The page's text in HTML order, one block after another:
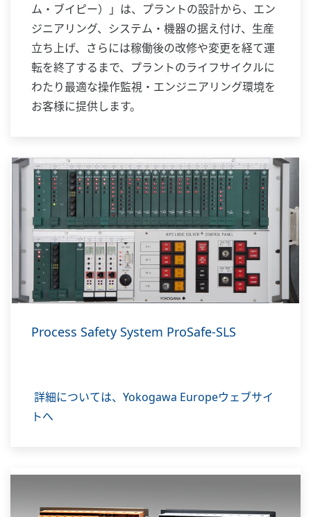
ム・ブイピー）」は、プラントの設計から、エン
ジニアリング、システム・機器の据え付け、生産
立ち上げ、さらには稼働後の改修や変更を経て運
転を終了するまで、プラントのライフサイクルに
わたり最適な操作監視・エンジニアリング環境を
お客様に提供します。
Process Safety System ProSafe-SLS
詳細については、Yokogawa Europeウェブサイ
トへ